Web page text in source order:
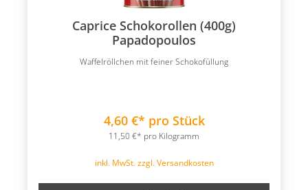
Caprice Schokorollen (400g)
Papadopoulos
Waffelröllchen mit feiner Schokofüllung
4,60 €* pro Stück
11,50 €* pro Kilogramm
inkl. MwSt. zzgl. Versandkosten